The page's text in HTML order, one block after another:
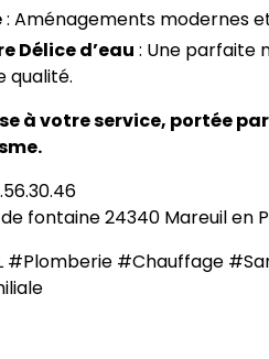
: Aménagements modernes
Délice d’eau : Une parfaite
qualité.
à votre service, portée
fontaine 24340 Mareuil en
#Plomberie #Chauffage